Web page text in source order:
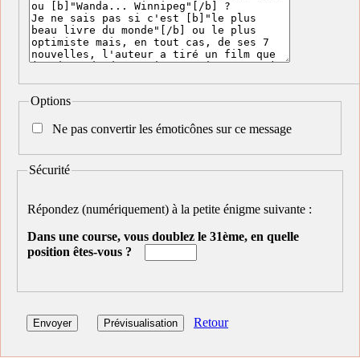
Options
Ne pas convertir les émoticônes sur ce message
Sécurité
Répondez (numériquement) à la petite énigme suivante :
Dans une course, vous doublez le 31ème, en quelle
position êtes-vous ?
Retour